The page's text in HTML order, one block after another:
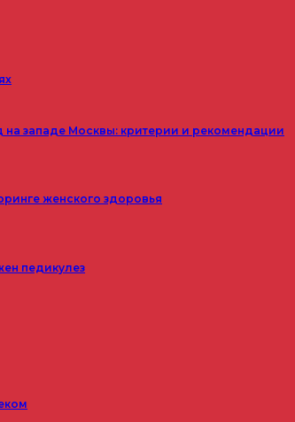
на западе Москвы: критерии и рекомендации
женского здоровья
педикулез